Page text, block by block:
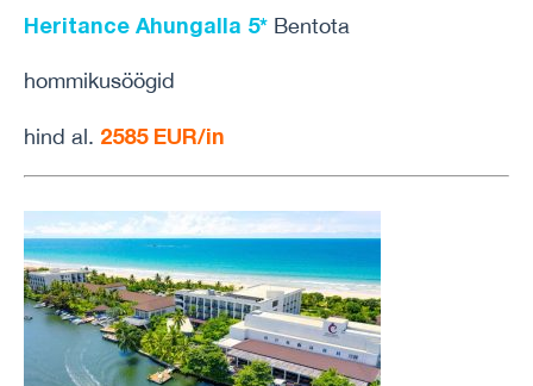
Heritance Ahungalla 5* Bentota
hommikusöögid
hind al. 2585 EUR/in